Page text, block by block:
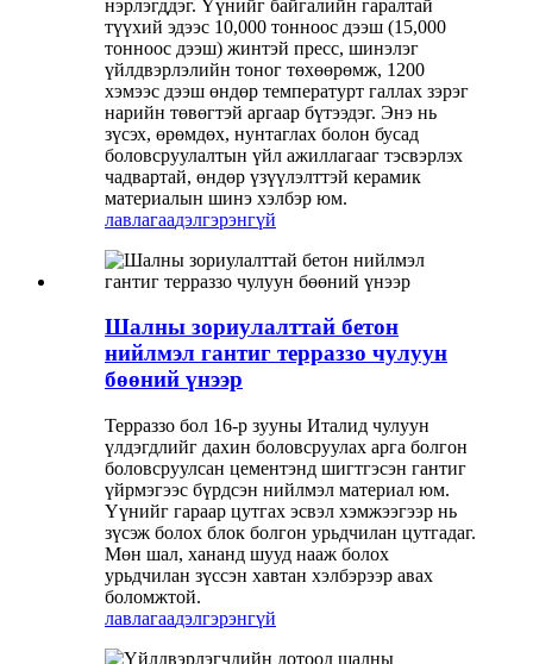
нэрлэгддэг. Үүнийг байгалийн гаралтай
түүхий эдээс 10,000 тонноос дээш (15,000
тонноос дээш) жинтэй пресс, шинэлэг
үйлдвэрлэлийн тоног төхөөрөмж, 1200
хэмээс дээш өндөр температурт галлах зэрэг
нарийн төвөгтэй аргаар бүтээдэг. Энэ нь
зүсэх, өрөмдөх, нунтаглах болон бусад
боловсруулалтын үйл ажиллагааг тэсвэрлэх
чадвартай, өндөр үзүүлэлттэй керамик
материалын шинэ хэлбэр юм.
лавлагаадэлгэрэнгүй
Шалны зориулалттай бетон
нийлмэл гантиг терраззо чулуун
бөөний үнээр
Терраззо бол 16-р зууны Италид чулуун
үлдэгдлийг дахин боловсруулах арга болгон
боловсруулсан цементэнд шигтгэсэн гантиг
үйрмэгээс бүрдсэн нийлмэл материал юм.
Үүнийг гараар цутгах эсвэл хэмжээгээр нь
зүсэж болох блок болгон урьдчилан цутгадаг.
Мөн шал, хананд шууд нааж болох
урьдчилан зүссэн хавтан хэлбэрээр авах
боломжтой.
лавлагаадэлгэрэнгүй